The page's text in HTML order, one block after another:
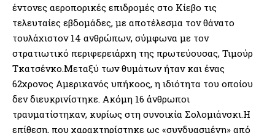
έντονες αεροπορικές επιδρομές στο Κίεβο τις
τελευταίες εβδομάδες, με αποτέλεσμα τον θάνατο
τουλάχιστον 14 ανθρώπων, σύμφωνα με τον
στρατιωτικό περιφερειάρχη της πρωτεύουσας, Τιμούρ
Τκατσένκο.Μεταξύ των θυμάτων ήταν και ένας
62χρονος Αμερικανός υπήκοος, η ιδιότητα του οποίου
δεν διευκρινίστηκε. Ακόμη 16 άνθρωποι
τραυματίστηκαν, κυρίως στη συνοικία Σολομιάνσκι.Η
επίθεση, που χαρακτηρίστηκε ως «συνδυασμένη» από